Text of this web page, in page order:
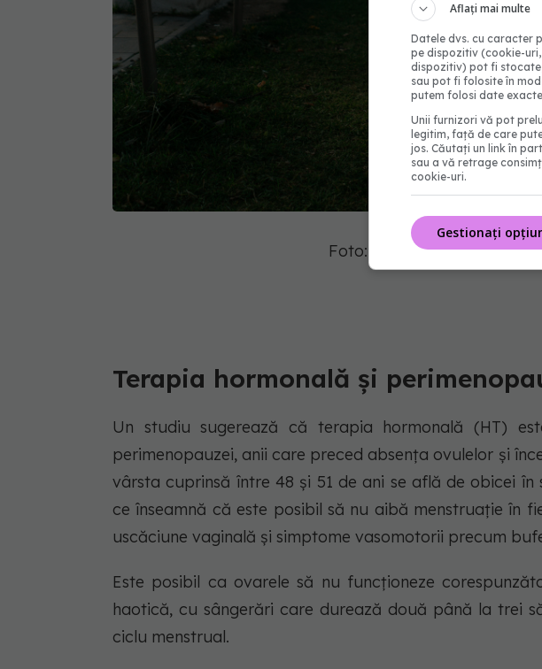
Foto: Pexels @cottonbro
Terapia hormonală și
Un studiu sugerează că terapia hormonală (HT)
perimenopauzei, anii care preced absența ovulelor și
vârsta cuprinsă între 48 și 51 de ani se află de obicei
ce înseamnă că este posibil să nu aibă menstruație în
uscăciune vaginală și simptome vasomotorii precum
Este posibil ca ovarele să nu funcționeze
haotică, cu sângerări care durează două până la trei
ciclu menstrual.
Aflați mai multe
Datele dvs. cu caracter
pe dispozitiv (cookie-
dispozitiv) pot fi
sau pot fi folosite în
putem folosi date
Unii furnizori vă pot
legitim, față de care
jos. Căutați un link în
sau a vă retrage
cookie-uri.
Gestionați